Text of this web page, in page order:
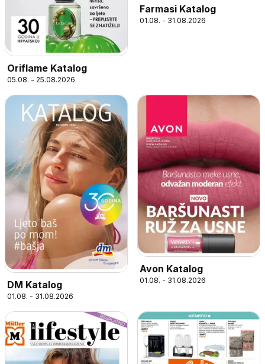
Oriflame Katalog
05.08. - 25.08.2026
Farmasi Katalog
01.08. - 31.08.2026
DM Katalog
01.08. - 31.08.2026
Avon Katalog
01.08. - 31.08.2026